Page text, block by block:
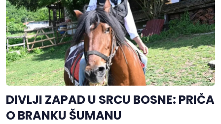
DIVLJI ZAPAD U SRCU BOSNE: PRIČA
O BRANKU ŠUMANU